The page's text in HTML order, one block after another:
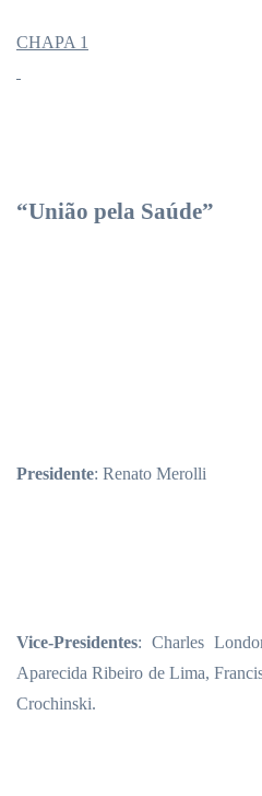
CHAPA 1
“União pela Saúde”
Presidente: Renato Merolli
Vice-Presidentes: Charles
Aparecida Ribeiro de Lima,
Crochinski.